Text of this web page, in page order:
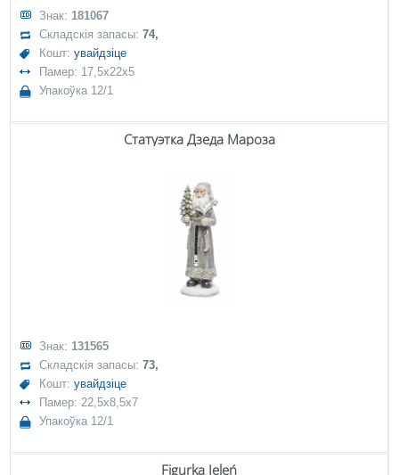
Знак: 181067
Складскія запасы:74,
Кошт:увайдзіце
Памер: 17,5x22x5
Упакоўка 12/1
Статуэтка Дзеда Мароза
Знак: 131565
Складскія запасы:73,
Кошт:увайдзіце
Памер: 22,5x8,5x7
Упакоўка 12/1
Figurka Jeleń